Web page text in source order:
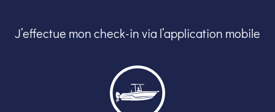
J’effectue mon check-in via l’application mobile